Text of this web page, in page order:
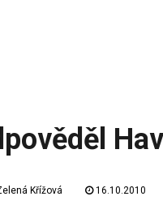
Křížová 16.10.2010